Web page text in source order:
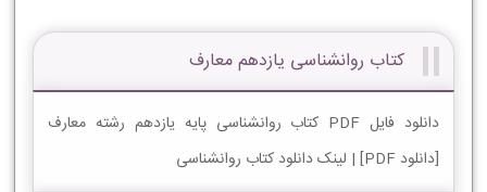
کتاب روانشناسی یازدهم معارف
دانلود فایل PDF کتاب روانشناسی پایه یازدهم رشته معارف
[دانلود PDF] | لینک دانلود کتاب روانشناسی